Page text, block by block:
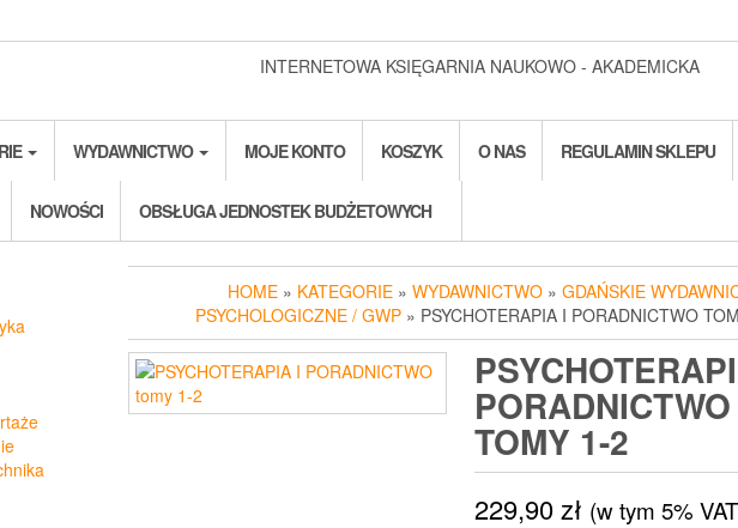
INTERNETOWA KSIĘGARNIA NAUKOWO - AKADEMICKA
WYDAWNICTWO MOJE KONTO KOSZYK O NAS REGULAMIN SKLEPU
NOWOŚCI OBSŁUGA JEDNOSTEK BUDŻETOWYCH
HOME » KATEGORIE » WYDAWNICTWO » GDAŃSKIE
PSYCHOLOGICZNE / GWP » PSYCHOTERAPIA I PORADNICTWO
PORADNICTWO
TOMY 1-2
229,90zł (w tym 5%